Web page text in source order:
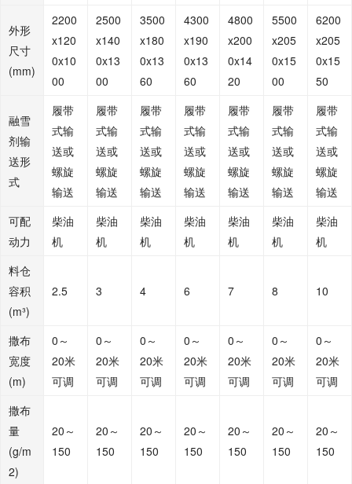
外形
尺寸
(mm)
2200
x120
0x10
00
2500
x140
0x13
00
3500
x180
0x13
60
4300
x190
0x13
60
4800
x200
0x14
20
5500
x205
0x15
00
6200
x205
0x15
50
融雪
剂输
送形
式
履带
式输
送或
螺旋
输送
履带
式输
送或
螺旋
输送
履带
式输
送或
螺旋
输送
履带
式输
送或
螺旋
输送
履带
式输
送或
螺旋
输送
履带
式输
送或
螺旋
输送
履带
式输
送或
螺旋
输送
可配
动力
柴油
机
柴油
机
柴油
机
柴油
机
柴油
机
柴油
机
柴油
机
料仓
容积
(m³)
2.5 3 4 6 7 8 10
撒布
宽度
(m)
0～
20米
可调
0～
20米
可调
0～
20米
可调
0～
20米
可调
0～
20米
可调
0～
20米
可调
0～
20米
可调
撒布
量
(g/m
2)
20～
150
20～
150
20～
150
20～
150
20～
150
20～
150
20～
150